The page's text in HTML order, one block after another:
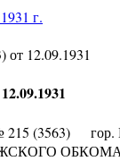
г.
12.09.1931
215 (3563)